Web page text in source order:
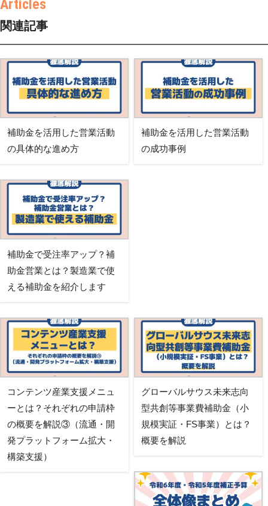
関連記事
補助金を活用した営業活動
の具体的な進め方
補助金を活用した営業活動
の成功事例
補助金で受注率アップ？補
助金営業とは？製造業で使
える補助金を紹介します
コンテンツ産業支援メニュ
ーとは？それぞれの申請枠
の概要を解説③（流通・開
発プラットフォーム拡大・
構築支援）
グローバルサウス未来志向
型共創等事業費補助金（小
規模実証・FS事業）とは？
概要を解説